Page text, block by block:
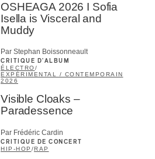
OSHEAGA 2026 I Sofia
Isella is Visceral and
Muddy
Par Stephan Boissonneault
CRITIQUE D'ALBUM
ÉLECTRO/
EXPÉRIMENTAL / CONTEMPORAIN
2026
Visible Cloaks –
Paradessence
Par Frédéric Cardin
CRITIQUE DE CONCERT
HIP-HOP /RAP